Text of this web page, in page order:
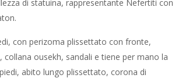
di statuina, rappresentante Nefertiti con
con perizoma plissettato con fronte,
collana ousekh, sandali e tiene per mano la
abito lungo plissettato, corona di